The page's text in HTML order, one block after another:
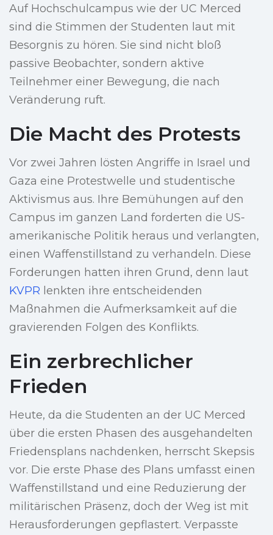
Auf Hochschulcampus wie der UC Merced
sind die Stimmen der Studenten laut mit
Besorgnis zu hören. Sie sind nicht bloß
passive Beobachter, sondern aktive
Teilnehmer einer Bewegung, die nach
Veränderung ruft.
Die Macht des Protests
Vor zwei Jahren lösten Angriffe in Israel und
Gaza eine Protestwelle und studentische
Aktivismus aus. Ihre Bemühungen auf den
Campus im ganzen Land forderten die US-
amerikanische Politik heraus und verlangten,
einen Waffenstillstand zu verhandeln. Diese
Forderungen hatten ihren Grund, denn laut
KVPR lenkten ihre entscheidenden
Maßnahmen die Aufmerksamkeit auf die
gravierenden Folgen des Konflikts.
Ein zerbrechlicher
Frieden
Heute, da die Studenten an der UC Merced
über die ersten Phasen des ausgehandelten
Friedensplans nachdenken, herrscht Skepsis
vor. Die erste Phase des Plans umfasst einen
Waffenstillstand und eine Reduzierung der
militärischen Präsenz, doch der Weg ist mit
Herausforderungen gepflastert. Verpasste